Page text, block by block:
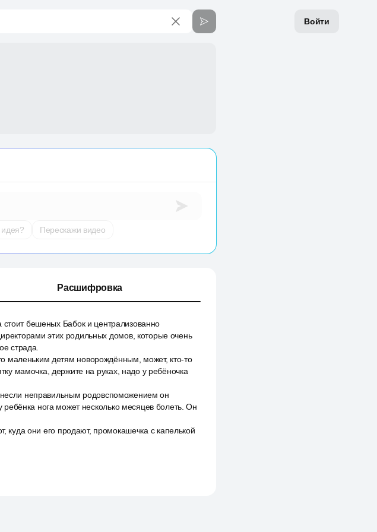
Войти
Перескажи видео
Расшифровка
бешеных Бабок и централизованно
этих родильных домов, которые очень
страда.
маленьким детям новорождённым, может, кто-то
мамочка, держите на руках, надо у ребёночка
неправильным родовспоможением он
нога может несколько месяцев болеть. Он
куда они его продают, промокашечка с капелькой